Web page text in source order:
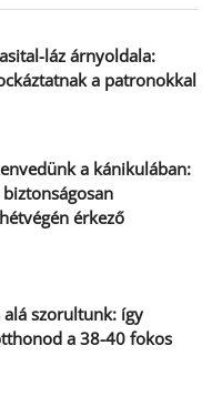
láz árnyoldala:
a patronokkal
a kánikulában:
érkező
szorultunk: így
a 38-40 fokos